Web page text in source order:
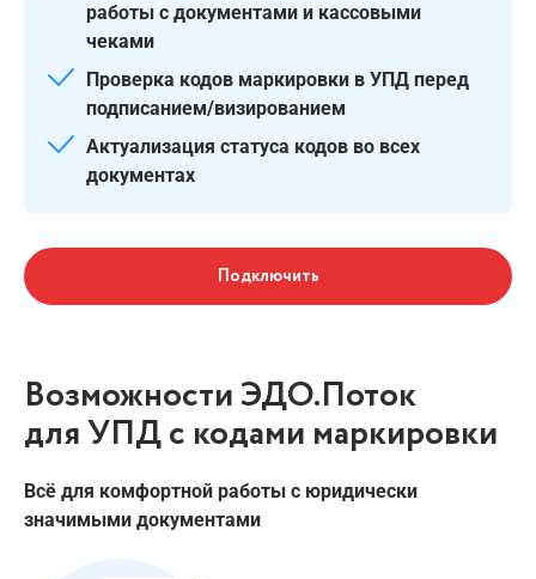
работы с документами и кассовыми
чеками
Проверка кодов маркировки в УПД перед
подписанием/визированием
Актуализация статуса кодов во всех
документах
Подключить
Возможности ЭДО.Поток
для УПД с кодами маркировки
Всё для комфортной работы с юридически
значимыми документами